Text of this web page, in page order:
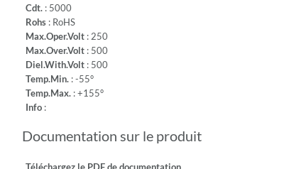
Cdt. : 5000
Rohs : RoHS
Max.Oper.Volt : 250
Max.Over.Volt : 500
Diel.With.Volt : 500
Temp.Min. : -55°
Temp.Max. : +155°
Info :
Documentation sur le produit